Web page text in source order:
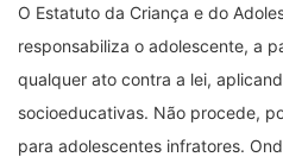
O Estatuto da Criança e do
responsabiliza o adolescente, a
qualquer ato contra a lei,
socioeducativas. Não procede,
para adolescentes infratores.